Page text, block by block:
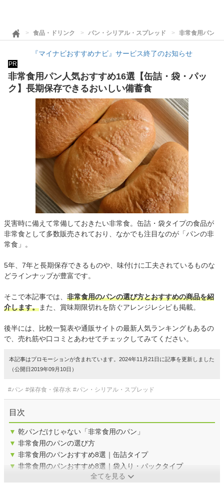
食品・ドリンク パン・シリアル・スプレッド 非常食用パン人
『マイナビおすすめナビ』サービス終了のお知らせ
PR
非常食用パン人気おすすめ16選【缶詰・袋・パッ
ク】長期保存できるおいしい備蓄食
災害時に備えて常備しておきたい非常食。缶詰・袋タイプの食品が
非常食として多数販売されており、なかでも注目なのが「パンの非
常食」。
5年、7年と長期保存できるものや、味付けに工夫されているものな
どラインナップが豊富です。
そこで本記事では、 非常食用のパンの選び方とおすすめの商品を紹
介します。また、賞味期限切れを防ぐアレンジレシピも掲載。
後半には、比較一覧表や通販サイトの最新人気ランキングもあるの
で、売れ筋や口コミとあわせてチェックしてみてください。
本記事はプロモーションが含まれています。2024年11月21日に記事を更新しました
（公開日2019年09月10日）
#パン #保存食・保存水 #パン・シリアル・スプレッド
目次
▼ 乾パンだけじゃない「非常食用のパン」
▼ 非常食用のパンの選び方
▼ 非常食用のパンおすすめ8選｜缶詰タイプ
▼ 非常食用のパンおすすめ8選｜袋入り・パックタイプ
全てを見る